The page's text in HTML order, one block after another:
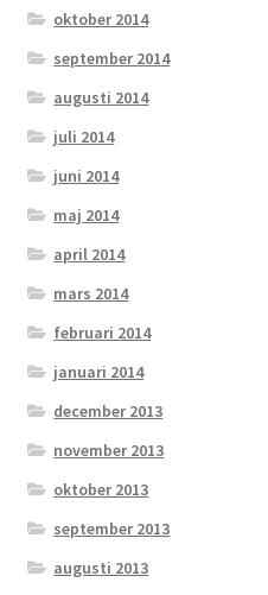
oktober 2014
september 2014
augusti 2014
juli 2014
juni 2014
maj 2014
april 2014
mars 2014
februari 2014
januari 2014
december 2013
november 2013
oktober 2013
september 2013
augusti 2013